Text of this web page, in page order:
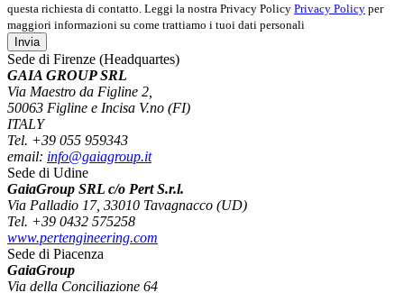
questa richiesta di contatto. Leggi la nostra Privacy Policy Privacy Policy per
maggiori informazioni su come trattiamo i tuoi dati personali
Sede di Firenze (Headquartes)
GAIA GROUP SRL
Via Maestro da Figline 2,
50063 Figline e Incisa V.no (FI)
ITALY
Tel. +39 055 959343
email: info@gaiagroup.it
Sede di Udine
GaiaGroup SRL c/o Pert S.r.l.
Via Palladio 17, 33010 Tavagnacco (UD)
Tel. +39 0432 575258
www.pertengineering.com
Sede di Piacenza
GaiaGroup
Via della Conciliazione 64